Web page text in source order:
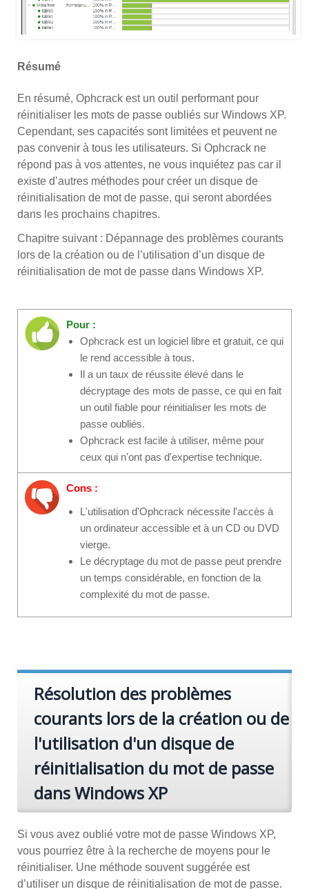
Résumé
En résumé, Ophcrack est un outil performant pour
réinitialiser les mots de passe oubliés sur Windows XP.
Cependant, ses capacités sont limitées et peuvent ne
pas convenir à tous les utilisateurs. Si Ophcrack ne
répond pas à vos attentes, ne vous inquiétez pas car il
existe d’autres méthodes pour créer un disque de
réinitialisation de mot de passe, qui seront abordées
dans les prochains chapitres.
Chapitre suivant : Dépannage des problèmes courants
lors de la création ou de l’utilisation d’un disque de
réinitialisation de mot de passe dans Windows XP.
Pour :
Ophcrack est un logiciel libre et gratuit, ce qui
le rend accessible à tous.
Il a un taux de réussite élevé dans le
décryptage des mots de passe, ce qui en fait
un outil fiable pour réinitialiser les mots de
passe oubliés.
Ophcrack est facile à utiliser, même pour
ceux qui n'ont pas d'expertise technique.
Cons :
L'utilisation d'Ophcrack nécessite l'accès à
un ordinateur accessible et à un CD ou DVD
vierge.
Le décryptage du mot de passe peut prendre
un temps considérable, en fonction de la
complexité du mot de passe.
Résolution des problèmes
courants lors de la création ou de
l'utilisation d'un disque de
réinitialisation du mot de passe
dans Windows XP
Si vous avez oublié votre mot de passe Windows XP,
vous pourriez être à la recherche de moyens pour le
réinitialiser. Une méthode souvent suggérée est
d’utiliser un disque de réinitialisation de mot de passe.